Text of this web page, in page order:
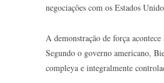
negociações com os Estados
A demonstração de força
Segundo o governo americano,
compleya e integralmente